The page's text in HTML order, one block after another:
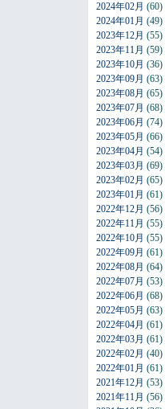
2024年02月 (60)
2024年01月 (49)
2023年12月 (55)
2023年11月 (59)
2023年10月 (36)
2023年09月 (63)
2023年08月 (65)
2023年07月 (68)
2023年06月 (74)
2023年05月 (66)
2023年04月 (54)
2023年03月 (69)
2023年02月 (65)
2023年01月 (61)
2022年12月 (56)
2022年11月 (55)
2022年10月 (55)
2022年09月 (61)
2022年08月 (64)
2022年07月 (53)
2022年06月 (68)
2022年05月 (63)
2022年04月 (61)
2022年03月 (61)
2022年02月 (40)
2022年01月 (61)
2021年12月 (53)
2021年11月 (56)